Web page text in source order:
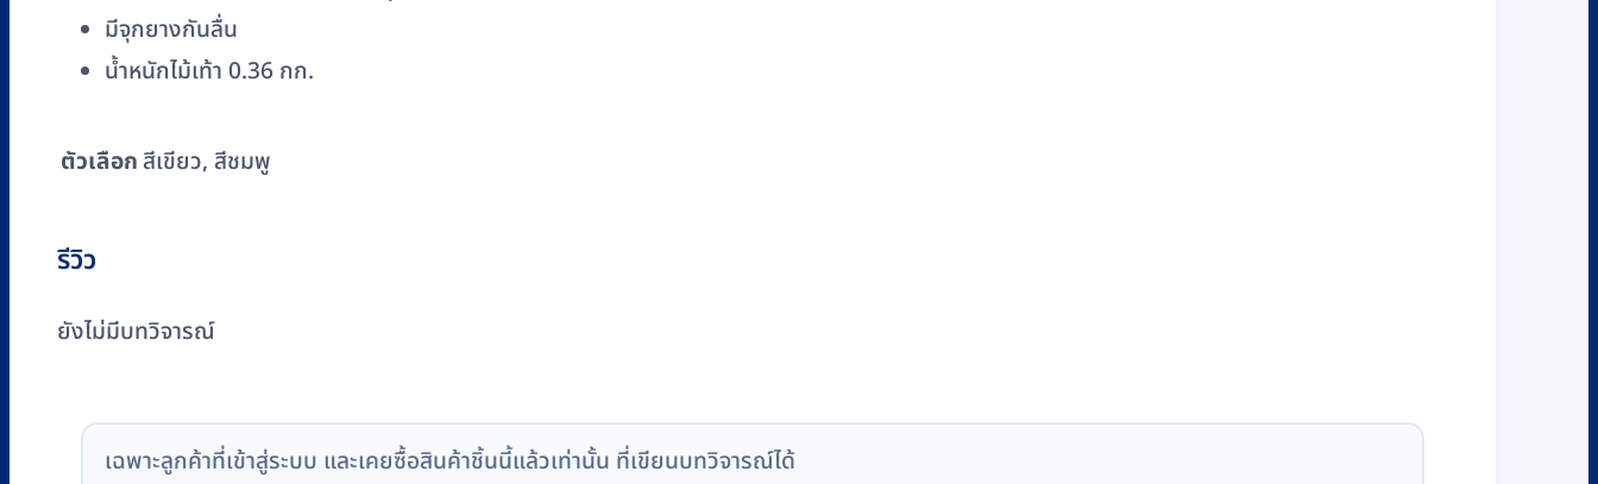
มีจุกยางกันลื่น
น้ำหนักไม้เท้า 0.36 กก.
ตัวเลือก สีเขียว, สีชมพู
รีวิว
ยังไม่มีบทวิจารณ์
เฉพาะลูกค้าที่เข้าสู่ระบบ และเคยซื้อสินค้าชิ้นนี้แล้วเท่านั้น ที่เขียนบทวิจารณ์ได้